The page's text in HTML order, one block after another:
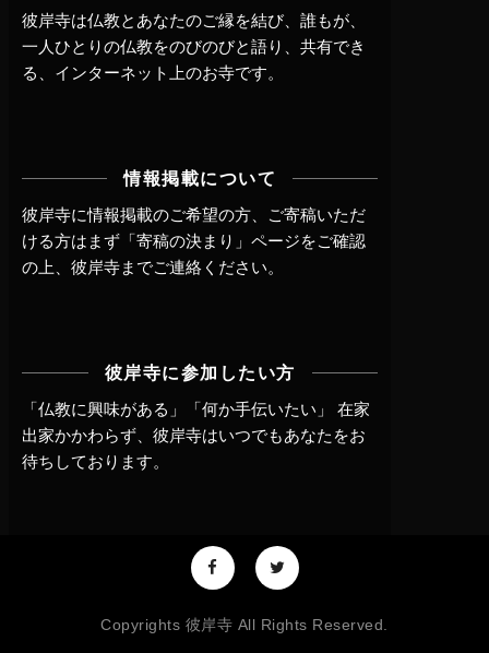
彼岸寺は仏教とあなたのご縁を結び、誰もが、
一人ひとりの仏教をのびのびと語り、共有でき
る、インターネット上のお寺です。
情報掲載について
彼岸寺に情報掲載のご希望の方、ご寄稿いただ
ける方はまず 「寄稿の決まり」ページをご確認
の上、 彼岸寺までご連絡 ください。
彼岸寺に参加したい方
「仏教に興味がある」「何か手伝いたい」 在家
出家かかわらず、 彼岸寺はいつでもあなたをお
待ちしております。
Copyrights 彼岸寺 All Rights Reserved.